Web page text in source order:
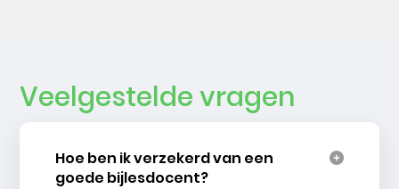
Veelgestelde vragen
Hoe ben ik verzekerd van een
goede bijlesdocent?